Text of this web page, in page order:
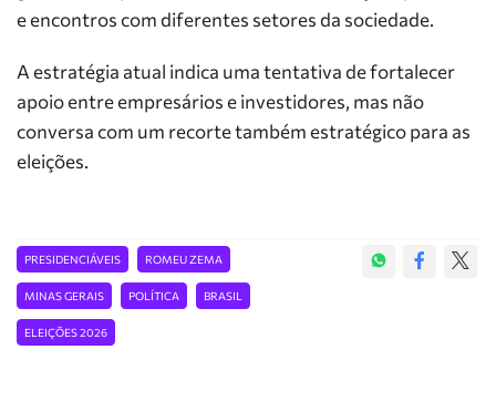
e encontros com diferentes setores da sociedade.
A estratégia atual indica uma tentativa de fortalecer
apoio entre empresários e investidores, mas não
conversa com um recorte também estratégico para as
eleições.
PRESIDENCIÁVEIS ROMEU ZEMA
MINAS GERAIS POLÍTICA BRASIL
ELEIÇÕES 2026